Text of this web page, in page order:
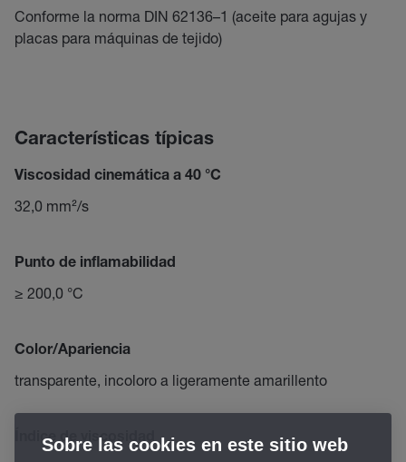
Conforme la norma DIN 62136–1 (aceite para agujas y
placas para máquinas de tejido)
Características típicas
Viscosidad cinemática a 40 °C
32,0 mm²/s
Punto de inflamabilidad
≥ 200,0 °C
Color/Apariencia
transparente, incoloro a ligeramente amarillento
Índice de viscosidad
Sobre las cookies en este sitio web